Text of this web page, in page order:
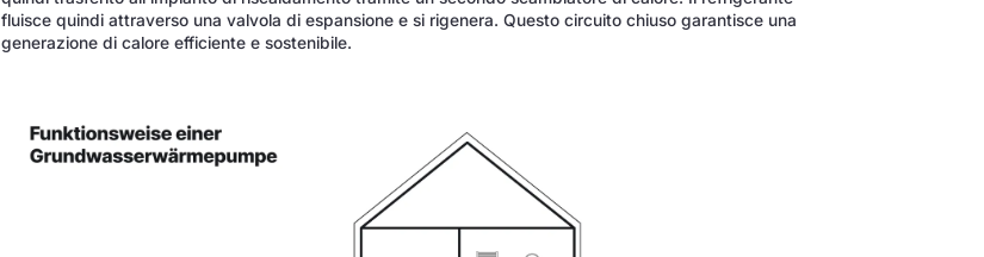
fluisce quindi attraverso una valvola di espansione e si rigenera. Questo circuito chiuso garantisce una
generazione di calore efficiente e sostenibile.